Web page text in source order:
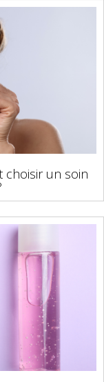
choisir un soin